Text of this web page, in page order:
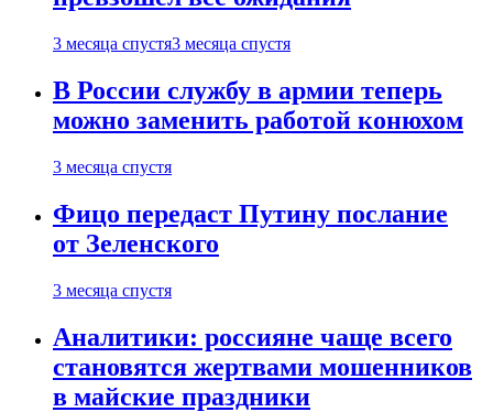
3 месяца спустя3 месяца спустя
В России службу в армии теперь
можно заменить работой конюхом
3 месяца спустя
Фицо передаст Путину послание
от Зеленского
3 месяца спустя
Аналитики: россияне чаще всего
становятся жертвами мошенников
в майские праздники